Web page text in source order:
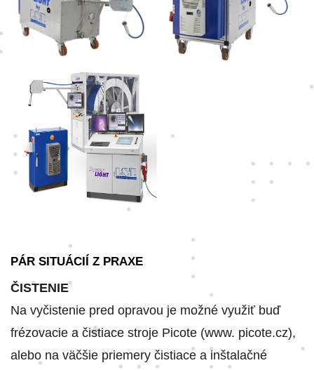
PÁR SITUÁCIÍ Z PRAXE
ČISTENIE
Na vyčistenie pred opravou je možné využiť buď
frézovacie a čistiace stroje Picote (www. picote.cz),
alebo na väčšie priemery čistiace a inštalačné